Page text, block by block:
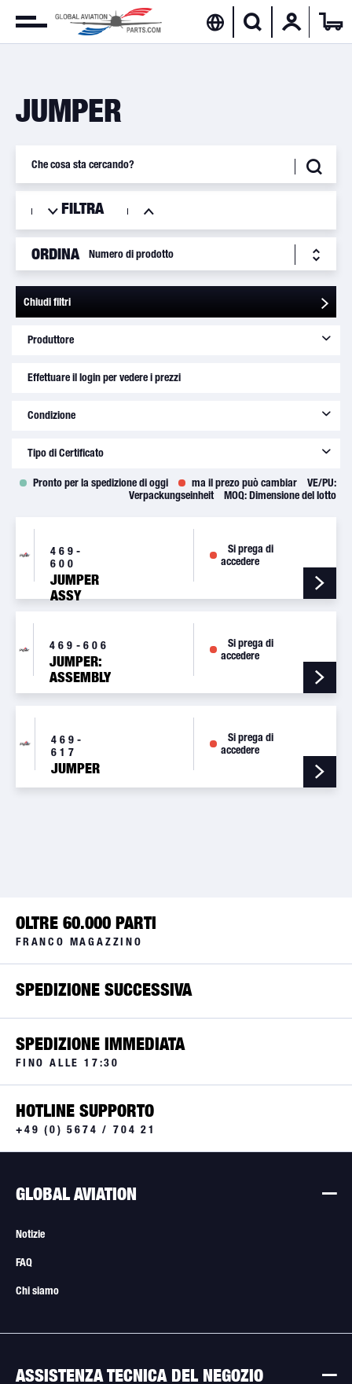
JUMPER
FILTRA
ORDINA
Chiudi filtri
Produttore
Piper Aircraft, Inc.(3)
Effettuare il login per vedere i prezzi
Condizione
new(3)
Tipo di Certificato
8130-3 3)
Pronto per la spedizione di oggi ma il prezo può cambiar
VE/PU:
Verpackungseinheit
MOQ:Dimensione del lotto
469-
600
JUMPER
ASSY
Si prega di
accedere
469-606
JUMPER:
ASSEMBLY
Si prega di
accedere
469-
617
JUMPER
Si prega di
accedere
OLTRE 60.000 PARTI
FRANCO MAGAZZINO
SPEDIZIONE SUCCESSIVA
SPEDIZIONE IMMEDIATA
FINO ALLE 17:30
HOTLINE SUPPORTO
+49 (0) 5674 / 704 21
GLOBAL AVIATION
Notizie
FAQ
Chi siamo
ASSISTENZA TECNICA DEL NEGOZIO